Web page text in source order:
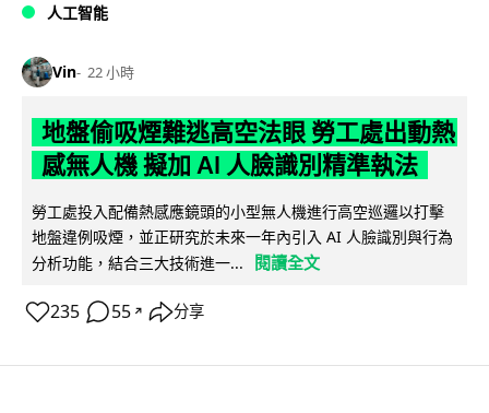
人工智能
Vin 22 小時
地盤偷吸煙難逃高空法眼 勞工處出動熱
感無人機 擬加 AI 人臉識別精準執法
勞工處投入配備熱感應鏡頭的小型無人機進行高空巡邏以打擊
地盤違例吸煙，並正研究於未來一年內引入 AI 人臉識別與行為
分析功能，結合三大技術進一...
閱讀全文
235 55 ↗ 分享